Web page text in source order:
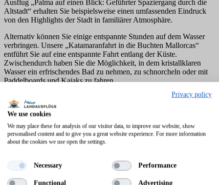
Ausflug „Palma auf einen Blick: Geführter Spaziergang durch die
Altstadt“ erhalten Sie beispielsweise einen umfassenden Eindruck
von den Highlights der Stadt in familiärer Atmosphäre.
Alternativ können Sie einige entspannte Stunden auf dem Wasser
verbringen. Unsere „Katamaranfahrt in die Buchten Mallorcas“
entführt Sie auf eine entspannte Fahrt entlang der Küste.
Zwischendurch haben Sie die Möglichkeit, in dem kristallklaren
Wasser ein erfrischendes Bad zu nehmen, zu schnorcheln oder mit
Paddelboards und Kajaks zu fahren.
Für alle die, die sich etwas mehr Action wünschen, bietet sich das
„Trike Abenteuer auf Mallorca“ an. Sie fahren mit einem Trike
durch das Tramuntana Gebirge und besuchen verschiedene
malerische Dörfer.
Privacy policy
We use cookies
We may place these for analysis of our visitor data, to improve our website, show
personalised content and to give you a great website experience. For more information
about the cookies we use open the settings.
Necessary Performance
Functional Advertising